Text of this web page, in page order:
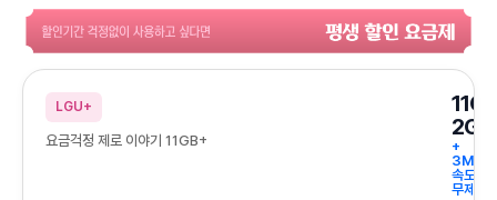
할인기간 걱정없이 사용하고 싶다면 평생 할인 요금제
LGU+
요금걱정 제로 이야기 11GB+
2GB
+
속도
무제한